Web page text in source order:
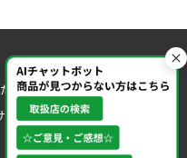
プライバシーポリシー
りサイトマップ ｜
ト